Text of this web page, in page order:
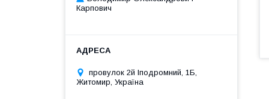
Карпович
провулок 2й Іподромний, 1Б,
Житомир, Україна